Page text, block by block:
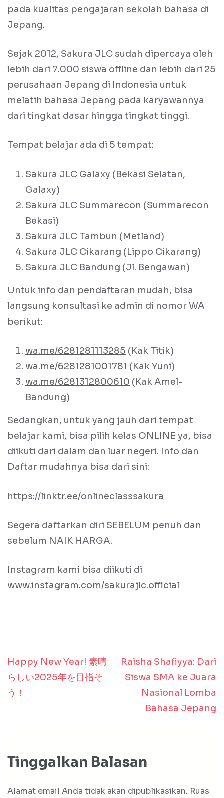
pada kualitas pengajaran sekolah bahasa di
Jepang.
Sejak 2012, Sakura JLC sudah dipercaya oleh
lebih dari 7.000 siswa offline dan lebih dari 25
perusahaan Jepang di Indonesia untuk
melatih bahasa Jepang pada karyawannya
dari tingkat dasar hingga tingkat tinggi.
Tempat belajar ada di 5 tempat:
Sakura JLC Galaxy (Bekasi Selatan,
Galaxy)
Sakura JLC Summarecon (Summarecon
Bekasi)
Sakura JLC Tambun (Metland)
Sakura JLC Cikarang (Lippo Cikarang)
Sakura JLC Bandung (Jl. Bengawan)
Untuk info dan pendaftaran mudah, bisa
langsung konsultasi ke admin di nomor WA
berikut:
wa.me/6281281113285 (Kak Titik)
wa.me/6281281001781 (Kak Yuni)
wa.me/6281312800610 (Kak Amel-
Bandung)
Sedangkan, untuk yang jauh dari tempat
belajar kami, bisa pilih kelas ONLINE ya, bisa
diikuti dari dalam dan luar negeri. Info dan
Daftar mudahnya bisa dari sini:
https://linktr.ee/onlineclasssakura
Segera daftarkan diri SEBELUM penuh dan
sebelum NAIK HARGA.
Instagram kami bisa diikuti di
www.instagram.com/sakurajlc.official
Navigasi
pos
Happy New Year! 素晴
らしい2025年を目指そ
う！
Raisha Shafiyya: Dari
Siswa SMA ke Juara
Nasional Lomba
Bahasa Jepang
Tinggalkan Balasan
Alamat email Anda tidak akan dipublikasikan. Ruas